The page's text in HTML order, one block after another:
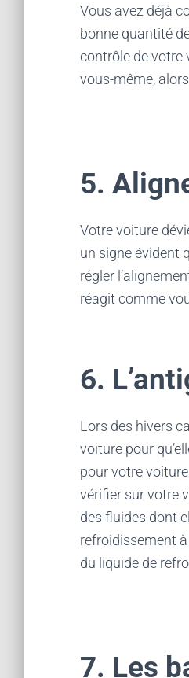
Vous avez déjà
bonne quantité
contrôle de votre
vous-même,
5.
Votre voiture
un signe évident
régler
réagit comme
6.
Lors des hivers
voiture pour
pour votre
vérifier sur votre
des fluides dont
refroidissement
du liquide de
7. Les